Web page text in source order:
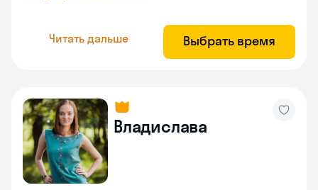
Читать дальше Выбрать время
Владислава